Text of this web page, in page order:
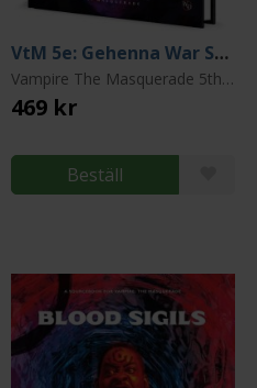
VtM 5e: Gehenna War Sourcebook
Vampire The Masquerade 5th Edition
469 kr
Beställ